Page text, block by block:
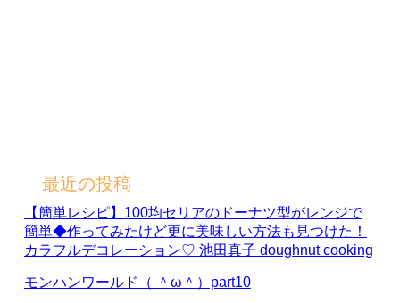
最近の投稿
【簡単レシピ】100均セリアのドーナツ型がレンジで
簡単◆作ってみたけど更に美味しい方法も見つけた！
カラフルデコレーション♡ 池田真子 doughnut cooking
モンハンワールド（ ＾ω＾）part10